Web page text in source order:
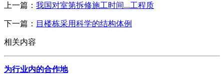
上一篇： 我国对室第拆修施工时间...工程质
下一篇： 目楼栋采用科学的结构体例
相关内容
为行业内的合作地